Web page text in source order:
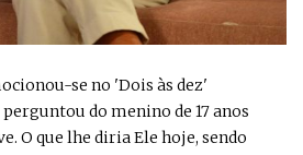
se no 'Dois às dez'
do menino de 17 anos
O que lhe diria Ele hoje, sendo